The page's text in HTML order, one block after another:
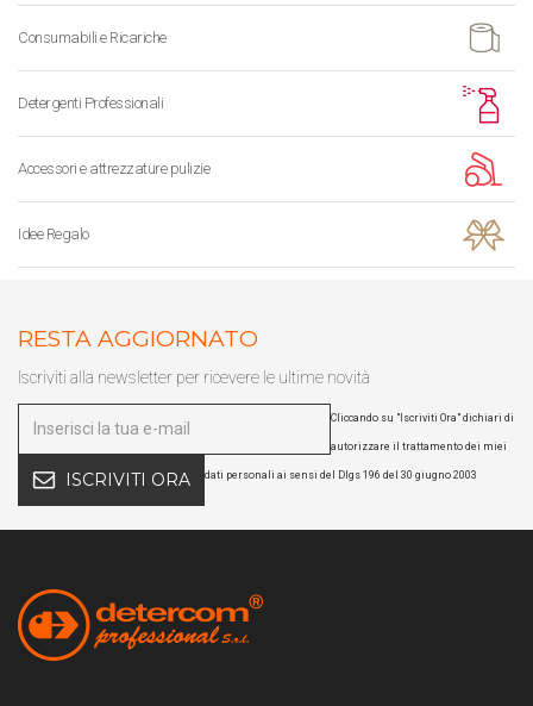
Consumabili e Ricariche
Detergenti Professionali
Accessori e attrezzature pulizie
Idee Regalo
RESTA AGGIORNATO
Iscriviti alla newsletter per ricevere le ultime novità
ISCRIVITI ORA
Cliccando su "Iscriviti Ora" dichiari di
autorizzare il trattamento dei miei
dati personali ai sensi del Dlgs 196 del 30 giugno 2003